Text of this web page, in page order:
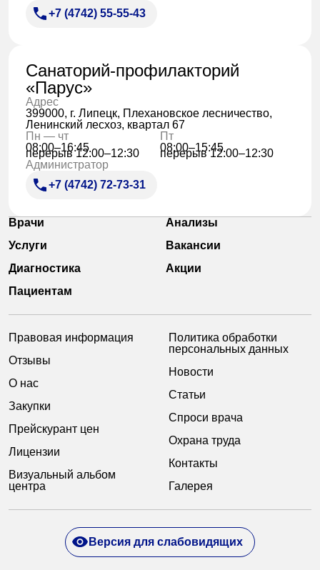
+7 (4742) 55-55-43
Санаторий-профилакторий
«Парус»
Адрес
399000, г. Липецк, Плехановское лесничество,
Ленинский лесхоз, квартал 67
Пн — чт
08:00–16:45
перерыв 12:00–12:30
Пт
08:00–15:45
перерыв 12:00–12:30
Администратор
+7 (4742) 72-73-31
Врачи
Анализы
Услуги
Вакансии
Диагностика
Акции
Пациентам
Правовая информация
Отзывы
О нас
Закупки
Прейскурант цен
Лицензии
Визуальный альбом
центра
Политика обработки
персональных данных
Новости
Статьи
Спроси врача
Охрана труда
Контакты
Галерея
Версия для слабовидящих